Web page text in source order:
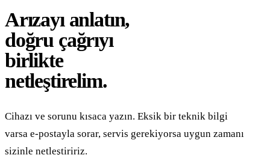
Arızayı anlatın,
doğru çağrıyı
birlikte
netleştirelim.
Cihazı ve sorunu kısaca yazın. Eksik bir teknik bilgi
varsa e-postayla sorar, servis gerekiyorsa uygun zamanı
sizinle netleştiririz.